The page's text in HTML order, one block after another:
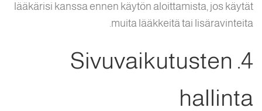
lääkärisi kanssa ennen käytön aloittamista, jos käytät
muita lääkkeitä tai lisäravinteita.
4. Sivuvaikutusten
hallinta